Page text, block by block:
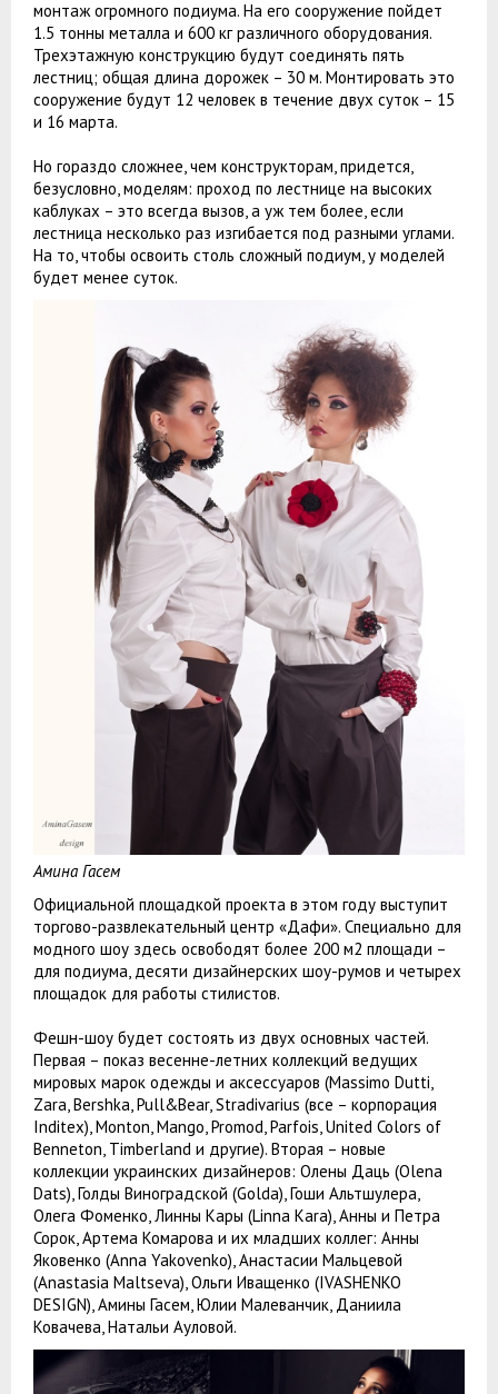
монтаж огромного подиума. На его сооружение пойдет
1.5 тонны металла и 600 кг различного оборудования.
Трехэтажную конструкцию будут соединять пять
лестниц; общая длина дорожек – 30 м. Монтировать это
сооружение будут 12 человек в течение двух суток – 15
и 16 марта.
Но гораздо сложнее, чем конструкторам, придется,
безусловно, моделям: проход по лестнице на высоких
каблуках – это всегда вызов, а уж тем более, если
лестница несколько раз изгибается под разными углами.
На то, чтобы освоить столь сложный подиум, у моделей
будет менее суток.
Амина Гасем
Официальной площадкой проекта в этом году выступит
торгово-развлекательный центр «Дафи». Специально для
модного шоу здесь освободят более 200 м2 площади –
для подиума, десяти дизайнерских шоу-румов и четырех
площадок для работы стилистов.
Фешн-шоу будет состоять из двух основных частей.
Первая – показ весенне-летних коллекций ведущих
мировых марок одежды и аксессуаров (Massimo Dutti,
Zara, Bershka, Pull&Bear, Stradivarius (все – корпорация
Inditex), Monton, Mango, Promod, Parfois, United Colors of
Benneton, Timberland и другие). Вторая – новые
коллекции украинских дизайнеров: Олены Даць (Olena
Dats), Голды Виноградской (Golda), Гоши Альтшулера,
Олега Фоменко, Линны Кары (Linna Kara), Анны и Петра
Сорок, Артема Комарова и их младших коллег: Анны
Яковенко (Anna Yakovenko), Анастасии Мальцевой
(Anastasia Maltseva), Ольги Иващенко (IVASHENKO
DESIGN), Амины Гасем, Юлии Малеванчик, Даниила
Ковачева, Натальи Ауловой.